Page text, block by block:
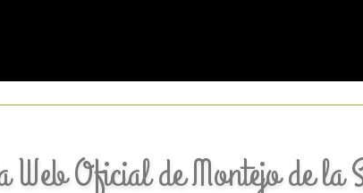
Web Oficial de Montejo de la